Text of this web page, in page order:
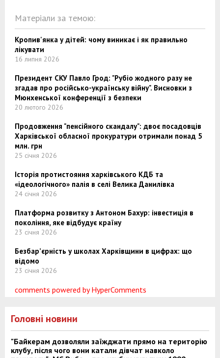
Матеріали за темою:
Кропив'янка у дітей: чому виникає і як правильно
лікувати
16 липня 2026
Президент СКУ Павло Грод: "Рубіо жодного разу не
згадав про російсько-українську війну". Висновки з
Мюнхенської конференції з безпеки
20 лютого 2026
Продовження "пенсійного скандалу": двоє посадовців
Харківської обласної прокуратури отримали понад 5
млн. грн
25 січня 2026
Історія протистояння харківського КДБ та
«ідеологічного» палія в селі Велика Данилівка
24 січня 2026
Платформа розвитку з Антоном Бахур: інвестиція в
покоління, яке відбудує країну
23 січня 2026
Безбар’єрність у школах Харківщини в цифрах: що
відомо
23 січня 2026
comments powered by HyperComments
Головні новини
"Байкерам дозволяли заїжджати прямо на територію
клубу, після чого вони катали дівчат навколо